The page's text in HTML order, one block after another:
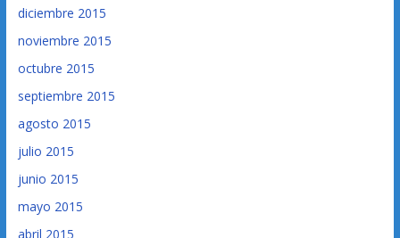
diciembre 2015
noviembre 2015
octubre 2015
septiembre 2015
agosto 2015
julio 2015
junio 2015
mayo 2015
abril 2015